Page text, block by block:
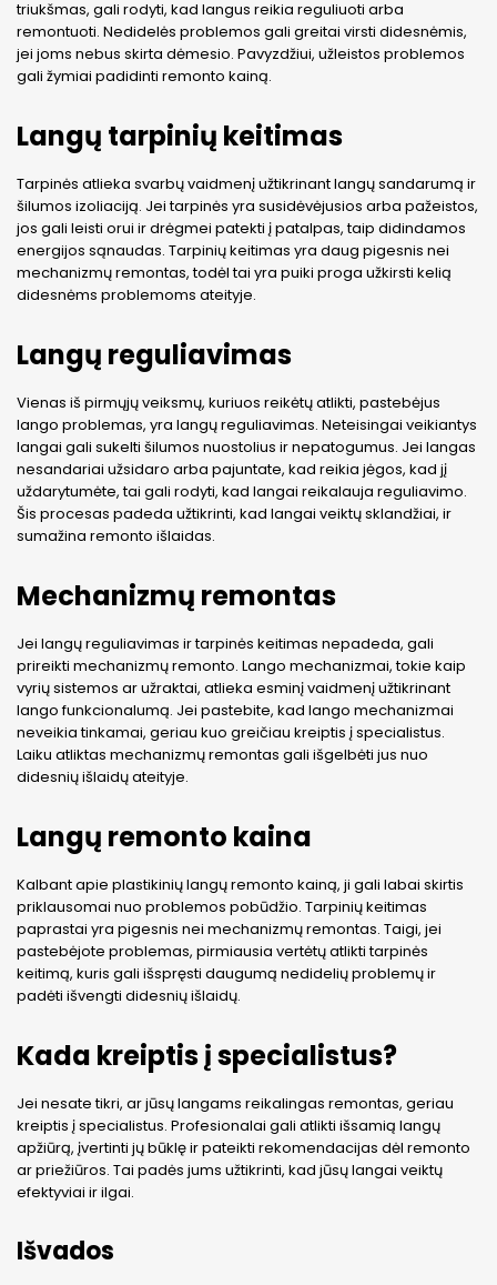
triukšmas, gali rodyti, kad langus reikia reguliuoti arba
remontuoti. Nedidelės problemos gali greitai virsti didesnėmis,
jei joms nebus skirta dėmesio. Pavyzdžiui, užleistos problemos
gali žymiai padidinti remonto kainą.
Langų tarpinių keitimas
Tarpinės atlieka svarbų vaidmenį užtikrinant langų sandarumą ir
šilumos izoliaciją. Jei tarpinės yra susidėvėjusios arba pažeistos,
jos gali leisti orui ir drėgmei patekti į patalpas, taip didindamos
energijos sąnaudas. Tarpinių keitimas yra daug pigesnis nei
mechanizmų remontas, todėl tai yra puiki proga užkirsti kelią
didesnėms problemoms ateityje.
Langų reguliavimas
Vienas iš pirmųjų veiksmų, kuriuos reikėtų atlikti, pastebėjus
lango problemas, yra langų reguliavimas. Neteisingai veikiantys
langai gali sukelti šilumos nuostolius ir nepatogumus. Jei langas
nesandariai užsidaro arba pajuntate, kad reikia jėgos, kad jį
uždarytumėte, tai gali rodyti, kad langai reikalauja reguliavimo.
Šis procesas padeda užtikrinti, kad langai veiktų sklandžiai, ir
sumažina remonto išlaidas.
Mechanizmų remontas
Jei langų reguliavimas ir tarpinės keitimas nepadeda, gali
prireikti mechanizmų remonto. Lango mechanizmai, tokie kaip
vyrių sistemos ar užraktai, atlieka esminį vaidmenį užtikrinant
lango funkcionalumą. Jei pastebite, kad lango mechanizmai
neveikia tinkamai, geriau kuo greičiau kreiptis į specialistus.
Laiku atliktas mechanizmų remontas gali išgelbėti jus nuo
didesnių išlaidų ateityje.
Langų remonto kaina
Kalbant apie plastikinių langų remonto kainą, ji gali labai skirtis
priklausomai nuo problemos pobūdžio. Tarpinių keitimas
paprastai yra pigesnis nei mechanizmų remontas. Taigi, jei
pastebėjote problemas, pirmiausia vertėtų atlikti tarpinės
keitimą, kuris gali išspręsti daugumą nedidelių problemų ir
padėti išvengti didesnių išlaidų.
Kada kreiptis į specialistus?
Jei nesate tikri, ar jūsų langams reikalingas remontas, geriau
kreiptis į specialistus. Profesionalai gali atlikti išsamią langų
apžiūrą, įvertinti jų būklę ir pateikti rekomendacijas dėl remonto
ar priežiūros. Tai padės jums užtikrinti, kad jūsų langai veiktų
efektyviai ir ilgai.
Išvados